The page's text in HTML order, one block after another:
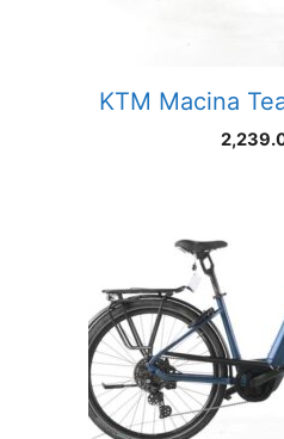
KTM Macina